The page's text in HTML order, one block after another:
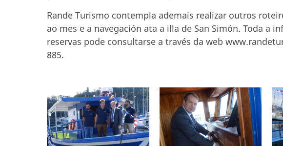
Rande Turismo contempla ademais realizar outros
ao mes e a navegación ata a illa de San Simón. Toda a
reservas pode consultarse a través da web
885.